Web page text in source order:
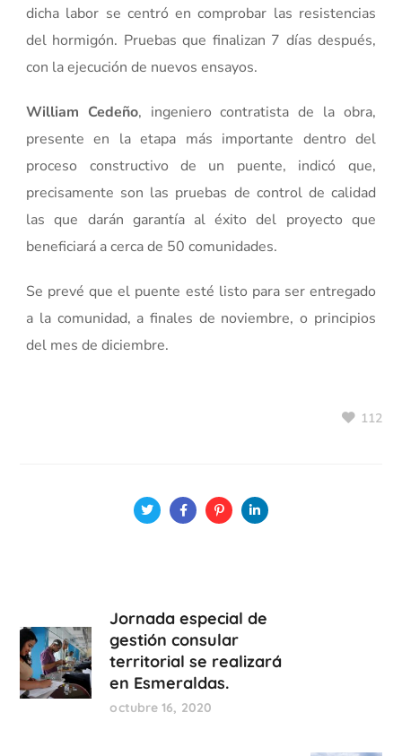
dicha labor se centró en comprobar las resistencias
del hormigón. Pruebas que finalizan 7 días después,
con la ejecución de nuevos ensayos.
William Cedeño, ingeniero contratista de la obra,
presente en la etapa más importante dentro del
proceso constructivo de un puente, indicó que,
precisamente son las pruebas de control de calidad
las que darán garantía al éxito del proyecto que
beneficiará a cerca de 50 comunidades.
Se prevé que el puente esté listo para ser entregado
a la comunidad, a finales de noviembre, o principios
del mes de diciembre.
112
Jornada especial de
gestión consular
territorial se realizará
en Esmeraldas.
octubre 16, 2020